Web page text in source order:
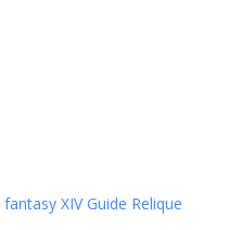
fantasy XIV Guide Relique